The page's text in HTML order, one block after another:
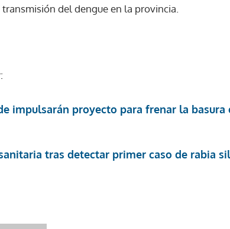
del dengue en la provincia.
impulsarán proyecto para frenar la basura
tras detectar primer caso de rabia